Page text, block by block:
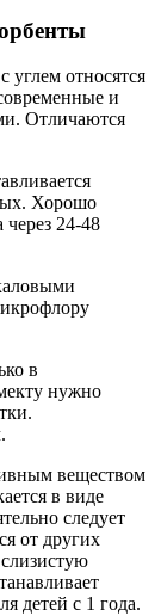
углем относятся
и
Отличаются
Хорошо
через 24-48
в
нужно
веществом
в виде
следует
от других
детей с 1 года.